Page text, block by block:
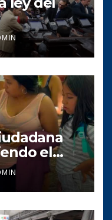
el